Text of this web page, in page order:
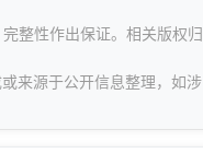
整性作出保证。相关版权归
来源于公开信息整理，如涉